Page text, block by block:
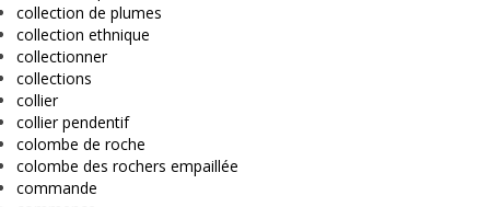
collection de plumes
collection ethnique
collectionner
collections
collier
collier pendentif
colombe de roche
colombe des rochers empaillée
commande